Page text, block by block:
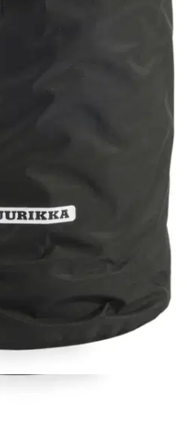
tai
tuotteita.
lialta kätevällä kaaspullon
tukevasti paikallaan.
PU pinnalla. Koko
ja PK10. Valmistettu